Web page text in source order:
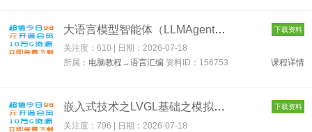
大语言模型智能体（LLMAgents）5期 156753 下载资料
关注度：610 | 日期：2026-07-18
所属： 电脑教程 →语言汇编 资料ID：156753 课程详情
嵌入式技术之LVGL基础之模拟开发和移植 156752 下载资料
关注度：796 | 日期：2026-07-18